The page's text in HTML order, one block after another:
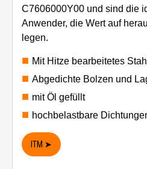
C7606000Y00 und sind die
Anwender, die Wert auf
legen.
Mit Hitze bearbeitetes
Abgedichte Bolzen und
mit Öl gefüllt
hochbelastbare
ITM ➤